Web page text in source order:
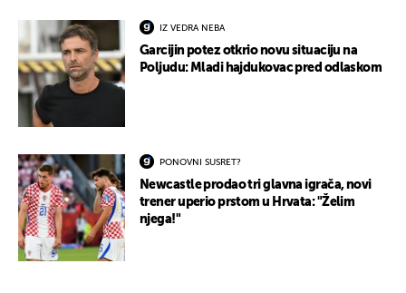
IZ VEDRA NEBA
Garcijin potez otkrio novu situaciju na
Poljudu: Mladi hajdukovac pred odlaskom
PONOVNI SUSRET?
Newcastle prodao tri glavna igrača, novi
trener uperio prstom u Hrvata: "Želim
njega!"